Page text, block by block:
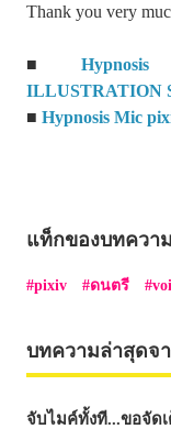
Thank you very
■ Hypnosis
ILLUSTRATION
■ Hypnosis Mic
แท็กของบทควา
pixiv ดนตรี
บทความล่าสุดจ
จับไมค์ทั้งที...ขอจัด